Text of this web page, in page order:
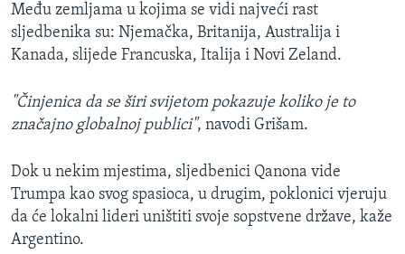
Među zemljama u kojima se vidi najveći rast
sljedbenika su: Njemačka, Britanija, Australija i
Kanada, slijede Francuska, Italija i Novi Zeland.
"Činjenica da se širi svijetom pokazuje koliko je to
značajno globalnoj publici", navodi Grišam.
Dok u nekim mjestima, sljedbenici Qanona vide
Trumpa kao svog spasioca, u drugim, poklonici vjeruju
da će lokalni lideri uništiti svoje sopstvene države, kaže
Argentino.